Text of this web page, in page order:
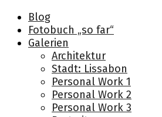
Blog
Fotobuch „so far“
Galerien
Architektur
Stadt: Lissabon
Personal Work 1
Personal Work 2
Personal Work 3